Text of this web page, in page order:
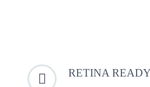

 RETINA